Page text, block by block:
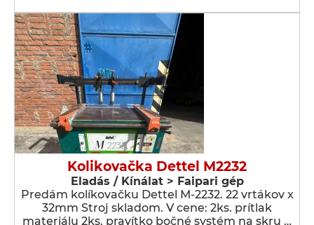
Kolikovačka Dettel M2232
Eladás / Kínálat > Faipari gép
Predám kolíkovačku Dettel M-2232. 22 vrtákov x
32mm Stroj skladom. V cene: 2ks. prítlak
materiálu 2ks. pravítko bočné systém na skru …